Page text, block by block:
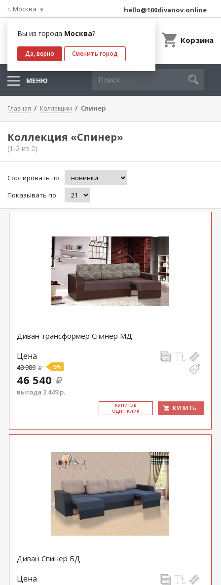
г. Москва
Вы из города Москва?
Да, верно Сменить город
hello@100divanov.online
Корзина
МЕНЮ
Главная Коллекции Спинер
Коллекция «Спинер»
(1-2 из 2)
Сортировать по
Показывать по
Диван трансформер Спинер МД
Цена
48 989 -5%
46 540
выгода 2 449 р.
КУ­ПИТЬ В
ОДИН КЛИК
КУПИТЬ
Диван Спинер БД
Цена